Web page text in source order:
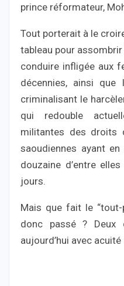
prince réformateur,
Tout porterait à le
tableau pour
conduire infligée aux
décennies, ainsi que
criminalisant le
qui redouble
militantes des droits
saoudiennes ayant
douzaine d’entre
jours.
Mais que fait le
donc passé ? Deux
aujourd’hui avec